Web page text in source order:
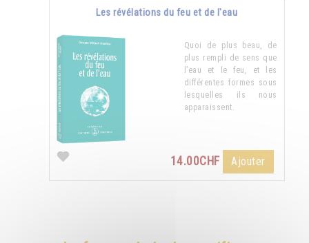
Les révélations du feu et de l'eau
Quoi de plus beau, de
plus rempli de sens que
l’eau et le feu, et les
différentes formes sous
lesquelles ils nous
apparaissent.
14.00CHF Ajouter